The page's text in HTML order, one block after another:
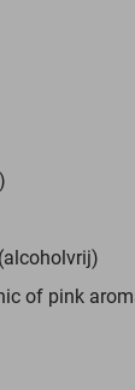
of pink